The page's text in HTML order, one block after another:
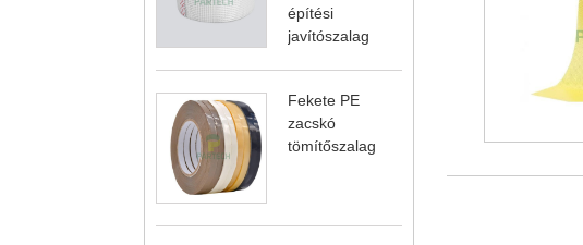
építési
javítószalag
Fekete PE
zacskó
tömítőszalag